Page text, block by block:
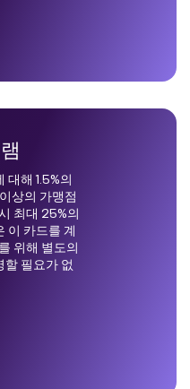
대해 1.5%의
상의 가맹점
최대 25%의
이 카드를 계
위해 별도의
할 필요가 없